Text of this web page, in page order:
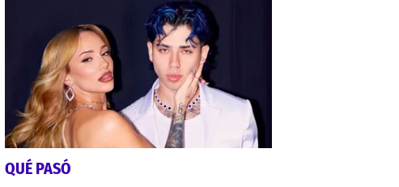
QUÉ PASÓ